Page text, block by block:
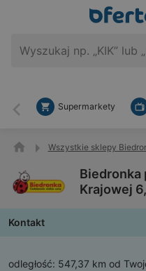
Wstecz
Supermarkety
Wszystkie sklepy
Biedronka
Krajowej
Kontakt
odległość: 547,37 km od